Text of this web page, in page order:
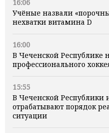
16:06
Учёные назвали
нехватки витамина D
16:00
В Чеченской Республике
профессионального
15:55
В Чеченской Республики
отрабатывают порядок
ситуации